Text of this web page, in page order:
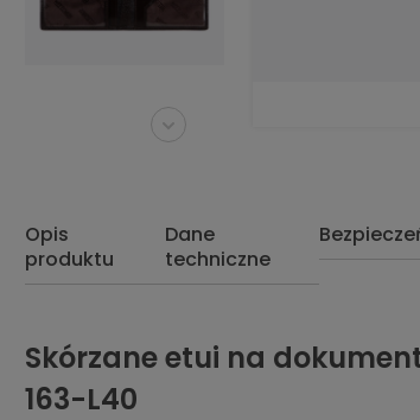
Opis
produktu
Dane
techniczne
Skórzane etui na
163-L40